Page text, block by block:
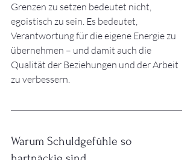
Grenzen zu setzen bedeutet nicht,
egoistisch zu sein. Es bedeutet,
Verantwortung für die eigene Energie zu
übernehmen – und damit auch die
Qualität der Beziehungen und der Arbeit
zu verbessern.
Warum Schuldgefühle so